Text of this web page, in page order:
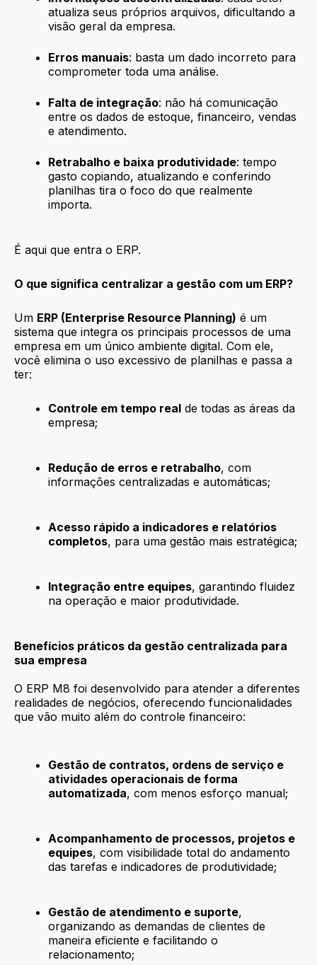
atualiza seus próprios arquivos, dificultando a
visão geral da empresa.
Erros manuais: basta um dado incorreto para
comprometer toda uma análise.
Falta de integração: não há comunicação
entre os dados de estoque, financeiro, vendas
e atendimento.
Retrabalho e baixa produtividade: tempo
gasto copiando, atualizando e conferindo
planilhas tira o foco do que realmente
importa.
É aqui que entra o ERP.
O que significa centralizar a gestão com um ERP?
Um ERP (Enterprise Resource Planning) é um
sistema que integra os principais processos de uma
empresa em um único ambiente digital. Com ele,
você elimina o uso excessivo de planilhas e passa a
ter:
Controle em tempo real de todas as áreas da
empresa;
Redução de erros e retrabalho, com
informações centralizadas e automáticas;
Acesso rápido a indicadores e relatórios
completos, para uma gestão mais estratégica;
Integração entre equipes, garantindo fluidez
na operação e maior produtividade.
Benefícios práticos da gestão centralizada para
sua empresa
O ERP M8 foi desenvolvido para atender a diferentes
realidades de negócios, oferecendo funcionalidades
que vão muito além do controle financeiro:
Gestão de contratos, ordens de serviço e
atividades operacionais de forma
automatizada, com menos esforço manual;
Acompanhamento de processos, projetos e
equipes, com visibilidade total do andamento
das tarefas e indicadores de produtividade;
Gestão de atendimento e suporte,
organizando as demandas de clientes de
maneira eficiente e facilitando o
relacionamento;